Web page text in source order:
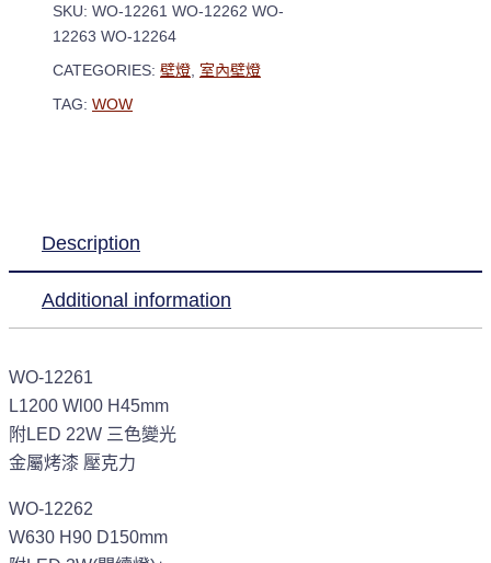
SKU: WO-12261 WO-12262 WO-
12263 WO-12264
CATEGORIES: 壁燈 室內壁燈
TAG: WOW
Description
Additional information
WO-12261
L1200 Wl00 H45mm
附LED 22W 三色變光
金屬烤漆 壓克力
WO-12262
W630 H90 D150mm